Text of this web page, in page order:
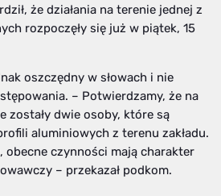
że działania na terenie jednej z
rozpoczęły się już w piątek, 15
oszczędny w słowach i nie
– Potwierdzamy, że na
zostały dwie osoby, które są
aluminiowych z terenu zakładu.
obecne czynności mają charakter
– przekazał podkom.